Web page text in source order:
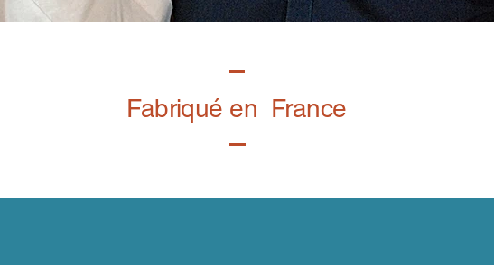
Fabriqué en France